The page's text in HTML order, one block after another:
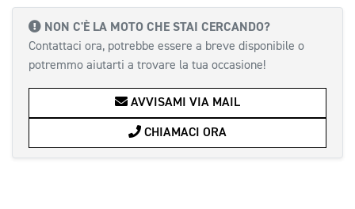
NON C'È LA MOTO CHE STAI CERCANDO?
Contattaci ora, potrebbe essere a breve disponibile o
potremmo aiutarti a trovare la tua occasione!
AVVISAMI VIA MAIL
CHIAMACI ORA